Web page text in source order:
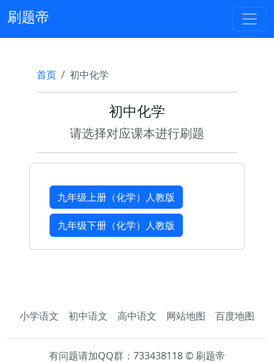
刷题帝
首页 初中化学
初中化学
请选择对应课本进行刷题
九年级上册（化学）人教版
九年级下册（化学）人教版
小学语文 初中语文 高中语文 网站地图 百度地图
有问题请加QQ群：733438118 © 刷题帝